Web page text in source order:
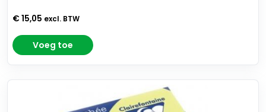
€ 15,05 excl. BTW
Voeg toe